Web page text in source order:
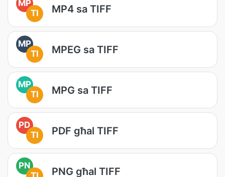
MP
TI
MP4 sa TIFF
MP
TI
MPEG sa TIFF
MP
TI
MPG sa TIFF
PD
TI
PDF għal TIFF
PN
PNG għal TIFF